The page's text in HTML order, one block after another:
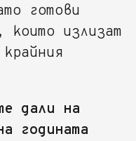
готови
които излизат
дали на
годината